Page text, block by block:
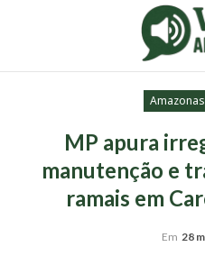
MP apura
manutenção e
ramais em
Em 28